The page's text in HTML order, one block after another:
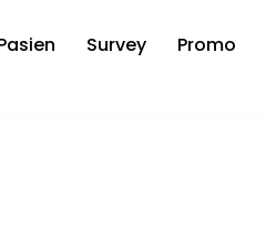
Survey
Promo